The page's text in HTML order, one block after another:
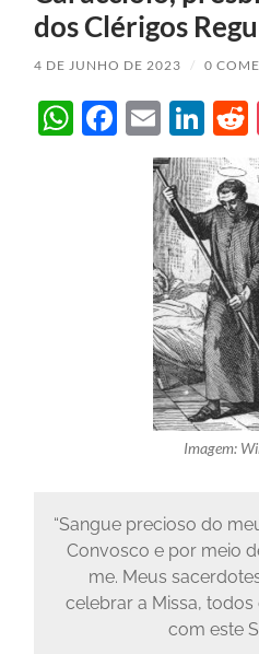
dos Clérigos
4 DE JUNHO DE 2023 / 0
WhatsApp
Email
Imagem:
“Sangue precioso do
Convosco e por meio
me. Meus
celebrar a Missa, todos
com este